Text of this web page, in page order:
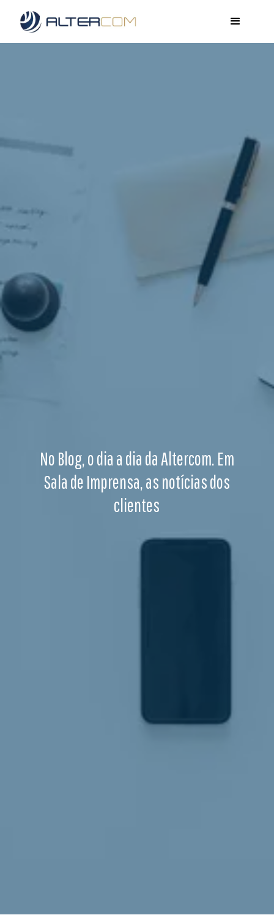
No Blog, o dia a dia da Altercom. Em
Sala de Imprensa, as notícias dos
clientes